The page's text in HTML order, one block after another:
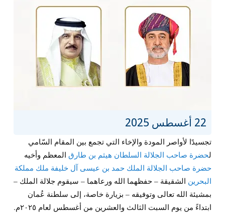
22 أغسطس 2025
تجسيدًا لأواصر المودة والإخاء التي تجمع بين المقام السّامي
لحضرة صاحب الجلالة السلطان هيثم بن طارقالمعظم وأخيه
حضرة صاحب الجلالة الملك حمد بن عيسى آل خليفة ملك مملكة
البحرين الشقيقة – حفظهما الله ورعاهما – سيقوم جلالة الملك –
بمشيئة الله تعالى وتوفيقه – بزيارة خاصة، إلى سلطنة عُمان
ابتداءً من يوم السبت الثالث والعشرين من أغسطس لعام ٢٠٢٥م.